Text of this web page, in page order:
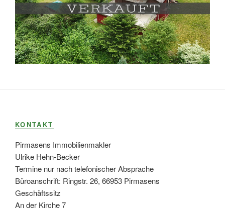
KONTAKT
Pirmasens Immobilienmakler
Ulrike Hehn-Becker
Termine nur nach telefonischer Absprache
Büroanschrift: Ringstr. 26, 66953 Pirmasens
Geschäftssitz
An der Kirche 7